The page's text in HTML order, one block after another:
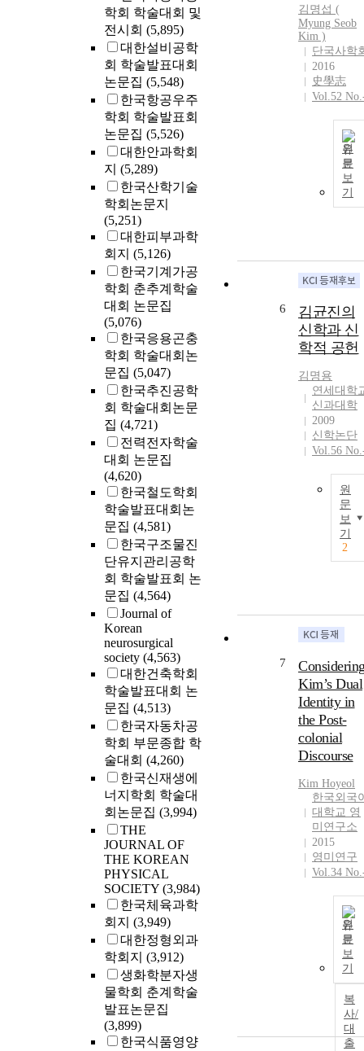
학회 학술대회 및
전시회 (5,895)
대한설비공학
회 학술발표대회
논문집 (5,548)
한국항공우주
학회 학술발표회
논문집 (5,526)
대한안과학회
지 (5,289)
한국산학기술
학회논문지
(5,251)
대한피부과학
회지 (5,126)
한국기계가공
학회 춘추계학술
대회 논문집
(5,076)
한국응용곤충
학회 학술대회논
문집 (5,047)
한국추진공학
회 학술대회논문
집 (4,721)
전력전자학술
대회 논문집
(4,620)
한국철도학회
학술발표대회논
문집 (4,581)
한국구조물진
단유지관리공학
회 학술발표회 논
문집 (4,564)
Journal of
Korean
neurosurgical
society (4,563)
대한건축학회
학술발표대회 논
문집 (4,513)
한국자동차공
학회 부문종합 학
술대회 (4,260)
한국신재생에
너지학회 학술대
회논문집 (3,994)
THE
JOURNAL OF
THE KOREAN
PHYSICAL
SOCIETY (3,984)
한국체육과학
회지 (3,949)
대한정형외과
학회지 (3,912)
생화학분자생
물학회 춘계학술
발표논문집
(3,899)
한국식품영양
김명섭 (
Myung Seob
Kim )
단국사학
2016
史學志
Vol.52
원
문
보
기
6
김균진의
신학과 신
학적 공헌
김명용
연세대학
신과대학
2009
신학논단
Vol.56
원
문
보
기
2
7
Kim’s Dual
Identity in
the Post-
colonial
Discourse
Kim Hoyeol
한국외국
대학교 영
미연구소
2015
영미연구
Vol.34
원
문
보
기
복
사/
대
출